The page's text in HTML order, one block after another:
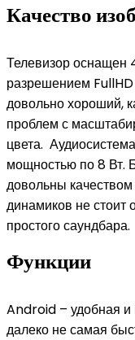
Качество
Телевизор
разрешением
довольно хороший,
проблем с
цвета.
мощностью по 8 Вт.
довольны
динамиков не стоит
простого саундбара.
Функции
Android – удобная и
далеко не самая